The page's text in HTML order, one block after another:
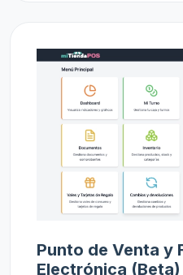
Punto de Venta y
Electrónica (Beta)